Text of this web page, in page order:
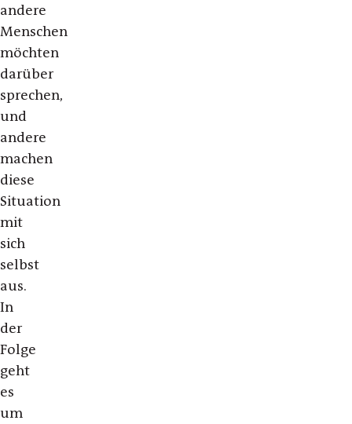
andere
Menschen
möchten
darüber
sprechen,
und
andere
machen
diese
Situation
mit
sich
selbst
aus.
In
der
Folge
geht
es
um